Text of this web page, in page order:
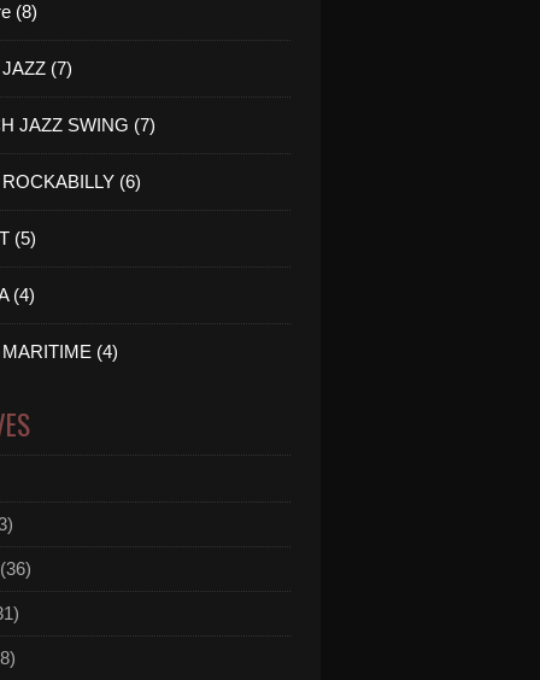
(8)
(7)
JAZZ SWING (7)
(6)
(5)
(4)
(4)
(36)